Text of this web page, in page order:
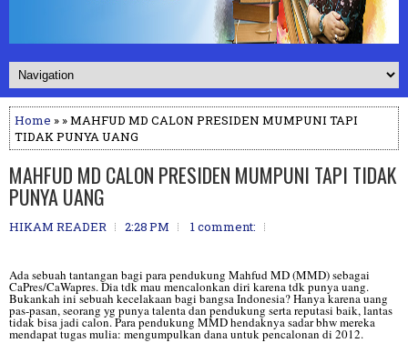
Home » » MAHFUD MD CALON PRESIDEN MUMPUNI TAPI
TIDAK PUNYA UANG
MAHFUD MD CALON PRESIDEN MUMPUNI TAPI TIDAK
PUNYA UANG
HIKAM READER 2:28 PM 1 comment:
Ada sebuah tantangan bagi para pendukung Mahfud MD (MMD) sebagai
CaPres/CaWapres. Dia tdk mau mencalonkan diri karena tdk punya uang.
Bukankah ini sebuah kecelakaan bagi bangsa Indonesia? Hanya karena uang
pas-pasan, seorang yg punya talenta dan pendukung serta reputasi baik, lantas
tidak bisa jadi calon. Para pendukung MMD hendaknya sadar bhw mereka
mendapat tugas mulia: mengumpulkan dana untuk pencalonan di 2012.